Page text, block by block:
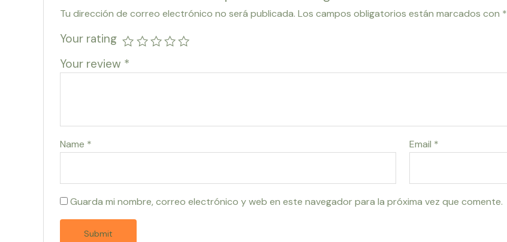
Tu dirección de correo electrónico no será publicada. Los campos obligatorios están marcados con *
Your rating
Your review *
Name * Email *
Guarda mi nombre, correo electrónico y web en este navegador para la próxima vez que comente.